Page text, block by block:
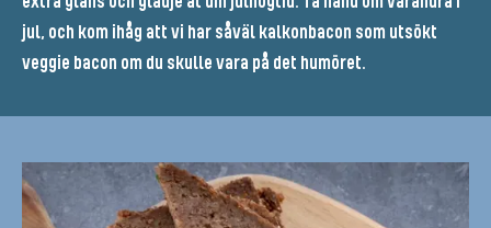
jul, och kom ihåg att vi har såväl kalkonbacon som utsökt
veggie bacon om du skulle vara på det humöret.